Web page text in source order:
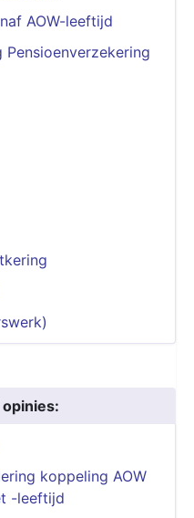
AOW-leeftijd
koppeling AOW
-leeftijd